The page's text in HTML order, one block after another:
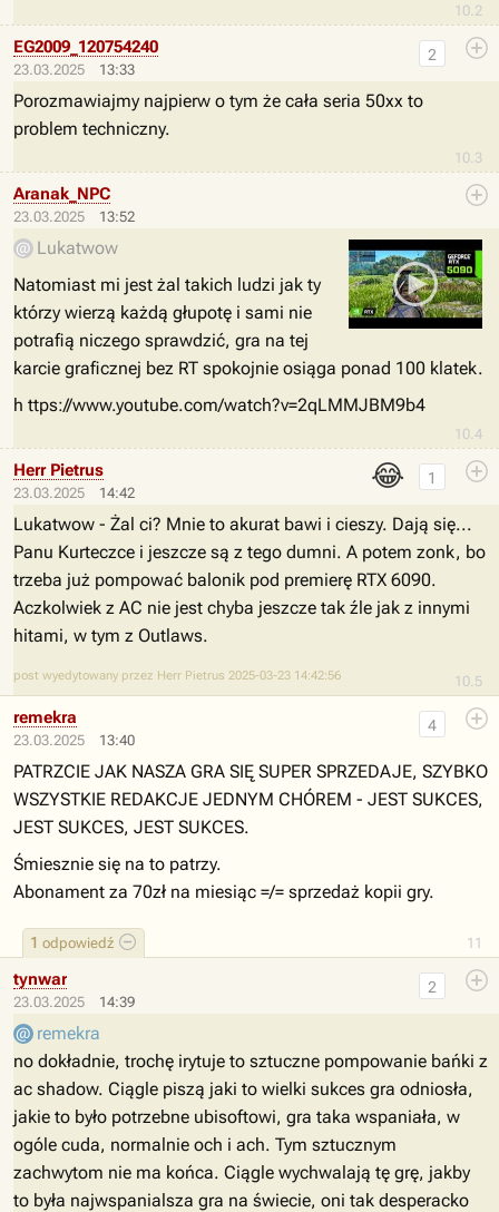
10.2
23.03.2025 13:33
10.3
2
EG2009_120754240
Porozmawiajmy najpierw o tym że cała seria 50xx to
problem techniczny.
23.03.2025 13:52
10.4
Aranak_NPC
Lukatwow
Natomiast mi jest żal takich ludzi jak ty
którzy wierzą każdą głupotę i sami nie
potrafią niczego sprawdzić, gra na tej
karcie graficznej bez RT spokojnie osiąga ponad 100 klatek.
h ttps://www.youtube.com/watch?v=2qLMMJBM9b4
23.03.2025 14:42
😂
10.5
1
Herr Pietrus
Lukatwow - Żal ci? Mnie to akurat bawi i cieszy. Dają się...
Panu Kurteczce i jeszcze są z tego dumni. A potem zonk, bo
trzeba już pompować balonik pod premierę RTX 6090.
Aczkolwiek z AC nie jest chyba jeszcze tak źle jak z innymi
hitami, w tym z Outlaws.
post wyedytowany przez Herr Pietrus 2025-03-23 14:42:56
23.03.2025 13:40
11
4
1 odpowiedź
remekra
PATRZCIE JAK NASZA GRA SIĘ SUPER SPRZEDAJE, SZYBKO
WSZYSTKIE REDAKCJE JEDNYM CHÓREM - JEST SUKCES,
JEST SUKCES, JEST SUKCES.
Śmiesznie się na to patrzy.
Abonament za 70zł na miesiąc =/= sprzedaż kopii gry.
23.03.2025 14:39
2
tynwar
remekra
no dokładnie, trochę irytuje to sztuczne pompowanie bańki z
ac shadow. Ciągle piszą jaki to wielki sukces gra odniosła,
jakie to było potrzebne ubisoftowi, gra taka wspaniała, w
ogóle cuda, normalnie och i ach. Tym sztucznym
zachwytom nie ma końca. Ciągle wychwalają tę grę, jakby
to była najwspanialsza gra na świecie, oni tak desperacko